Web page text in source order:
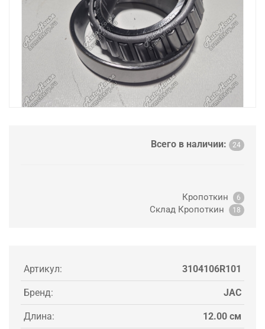
Всего в наличии: 24
Кропоткин 6
Склад Кропоткин 18
Артикул: 3104106R101
Бренд: JAC
Длина: 12.00 см